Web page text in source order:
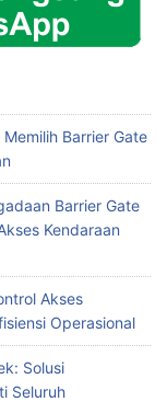
Barrier Gate
Barrier Gate
Kendaraan
Akses
Operasional
Solusi
Seluruh